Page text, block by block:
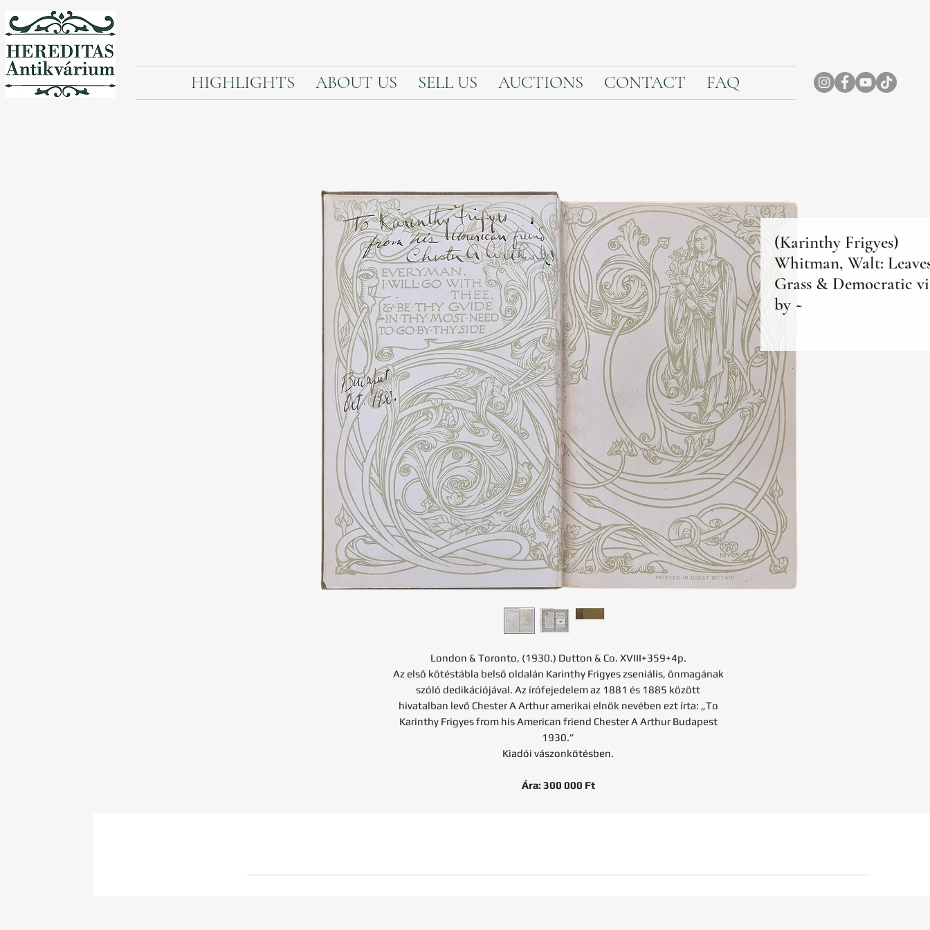
HIGHLIGHTS ABOUT US SELL US AUCTIONS CONTACT FAQ
(Karinthy Frigyes)
Whitman, Walt:
Grass & Democratic
by ~
London & Toronto, (1930.) Dutton & Co. XVIII+359+4p.
Az első kötéstábla belső oldalán Karinthy Frigyes zseniális, önmagának
szóló dedikációjával. Az írófejedelem az 1881 és 1885 között
hivatalban levő Chester A Arthur amerikai elnök nevében ezt írta: „To
Karinthy Frigyes from his American friend Chester A Arthur Budapest
1930.”
Kiadói vászonkötésben.
Ára: 300 000 Ft